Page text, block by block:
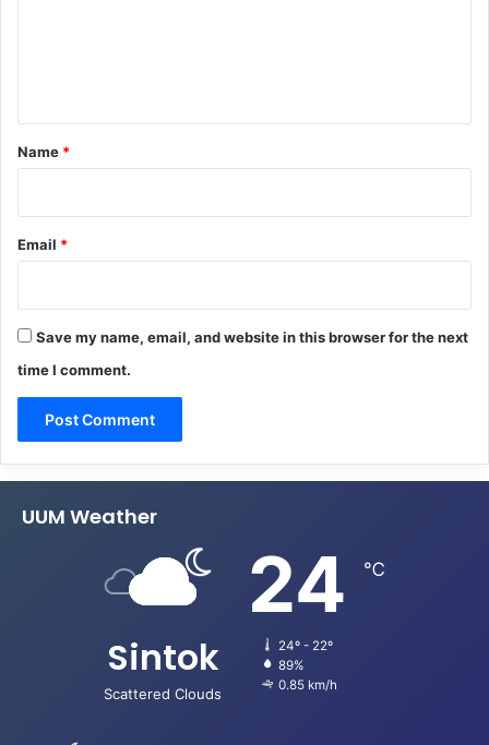
*
Name *
Email *
Save my name, email, and website in this browser for the next
time I comment.
UUM Weather
Sintok
Scattered Clouds
24 ℃
24º - 22º
89%
0.85 km/h